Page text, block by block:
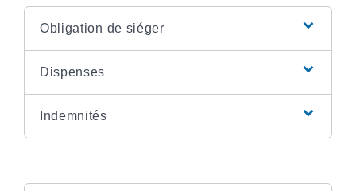
Obligation de siéger
Dispenses
Indemnités